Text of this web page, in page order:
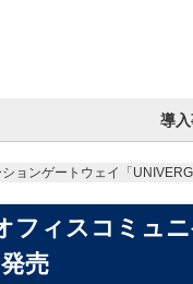
導入
ョンゲートウェイ「
フィスコミュ
売